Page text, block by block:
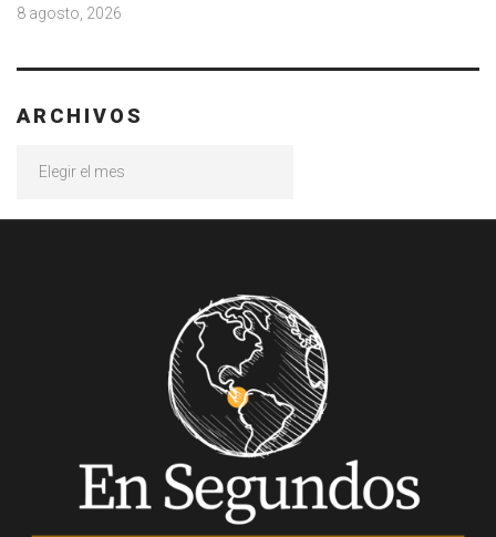
8 agosto, 2026
ARCHIVOS